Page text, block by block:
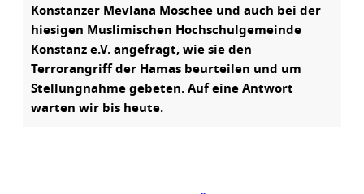
Konstanzer Mevlana Moschee und auch bei der
hiesigen Muslimischen Hochschulgemeinde
Konstanz e.V. angefragt, wie sie den
Terrorangriff der Hamas beurteilen und um
Stellungnahme gebeten. Auf eine Antwort
warten wir bis heute.